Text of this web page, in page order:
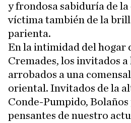
y frondosa sabiduría de
víctima también de la
parienta.
En la intimidad del hogar
Cremades, los invitados a
arrobados a una
oriental. Invitados de la
Conde-Pumpido, Bolaños
pensantes de nuestro